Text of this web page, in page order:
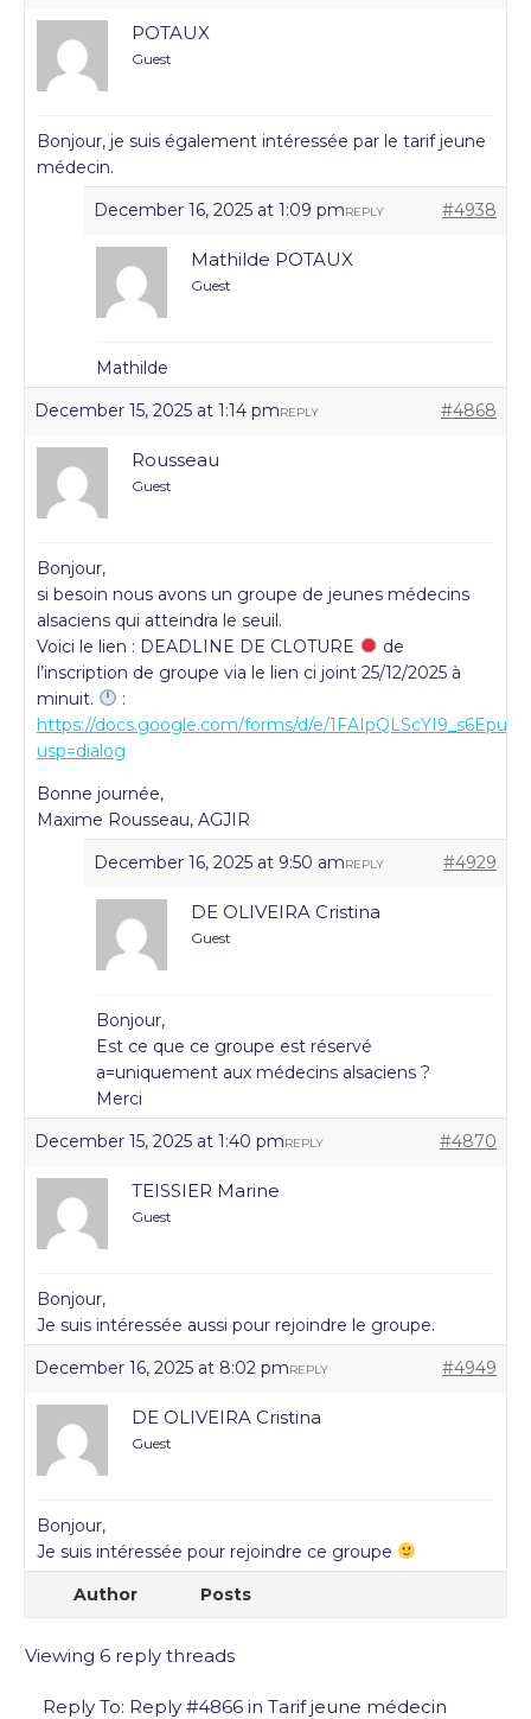
POTAUX
Guest
Bonjour, je suis également intéressée par le tarif jeune
médecin.
December 16, 2025 at 1:09 pm
#4938
REPLY
Mathilde POTAUX
Guest
Mathilde
December 15, 2025 at 1:14 pm
#4868
REPLY
Rousseau
Guest
Bonjour,
si besoin nous avons un groupe de jeunes médecins
alsaciens qui atteindra le seuil.
Voici le lien : DEADLINE DE CLOTURE
de
l’inscription de groupe via le lien ci joint 25/12/2025 à
minuit.
:
https://docs.google.com/forms/d/e/
usp=dialog
Bonne journée,
Maxime Rousseau, AGJIR
December 16, 2025 at 9:50 am
#4929
REPLY
DE OLIVEIRA Cristina
Guest
Bonjour,
Est ce que ce groupe est réservé
a=uniquement aux médecins alsaciens ?
Merci
December 15, 2025 at 1:40 pm
#4870
REPLY
TEISSIER Marine
Guest
Bonjour,
Je suis intéressée aussi pour rejoindre le groupe.
December 16, 2025 at 8:02 pm
#4949
REPLY
DE OLIVEIRA Cristina
Guest
Bonjour,
Je suis intéressée pour rejoindre ce groupe
Author
Posts
Viewing 6 reply threads
Reply To: Reply #4866 in Tarif jeune médecin